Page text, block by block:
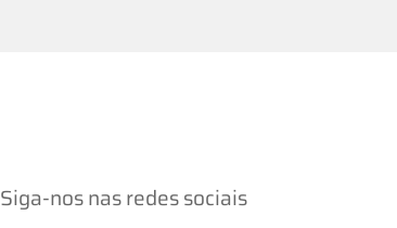
Siga-nos nas redes sociais